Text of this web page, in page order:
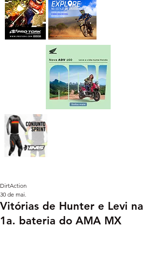
Vitórias de Hunter e Levi na
1a. bateria do AMA MX
DirtAction
30 de mai.